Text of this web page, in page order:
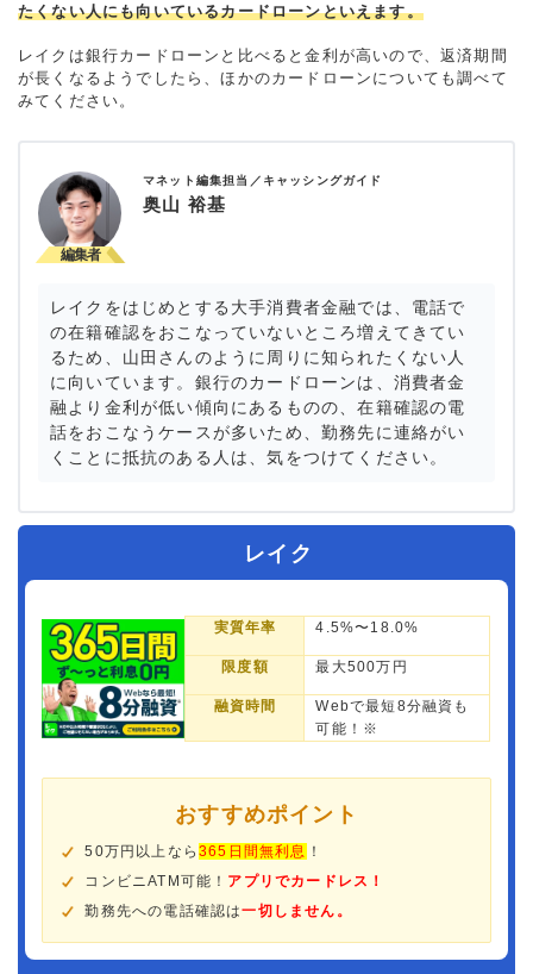
たくない人にも向いているカードローンといえます。
レイクは銀行カードローンと比べると金利が高いので、返済期間
が長くなるようでしたら、ほかのカードローンについても調べて
みてください。
マネット編集担当／キャッシングガイド
奥山 裕基
レイクをはじめとする大手消費者金融では、電話で
の在籍確認をおこなっていないところ増えてきてい
るため、山田さんのように周りに知られたくない人
に向いています。銀行のカードローンは、消費者金
融より金利が低い傾向にあるものの、在籍確認の電
話をおこなうケースが多いため、勤務先に連絡がい
くことに抵抗のある人は、気をつけてください。
レイク
実質年率 4.5%〜18.0%
限度額 最大500万円
融資時間
Webで最短8分融資も
可能！※
おすすめポイント
50万円以上なら365日間無利息 ！
コンビニATM可能！ アプリでカードレス！
勤務先への電話確認は一切しません。